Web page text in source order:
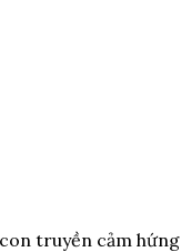
truyền cảm hứng